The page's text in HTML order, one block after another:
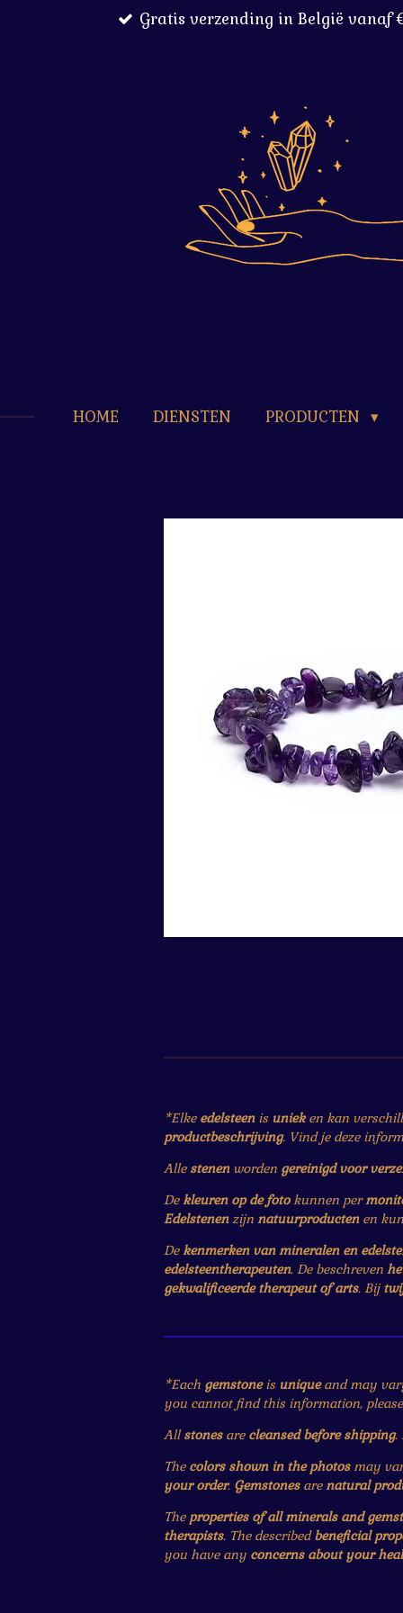
Gratis verzending in België vanaf
HOME DIENSTEN PRODUCTEN
*Elke edelsteenis unieken kan
productbeschrijving. Vind je deze
Alle stenenworden gereinigd voor
Dekleuren op de fotokunnen per
Edelstenenzijn natuurproductenen
Dekenmerken van mineralen en
edelsteentherapeuten. De beschreven
gekwalificeerde therapeut of arts. Bij
*Each gemstoneis uniqueand may
you cannot find this information, please
Allstonesare cleansed before shipping.
The colors shown in the photosmay
your order. Gemstonesarenatural
The properties of all minerals and
therapists. The describedbeneficial
you have any concerns about your